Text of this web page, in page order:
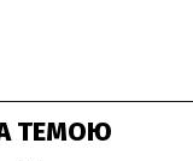
ТЕМОЮ